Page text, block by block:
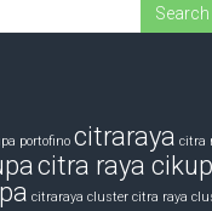
portofino citraraya citra
citra raya
citraraya cluster citra raya